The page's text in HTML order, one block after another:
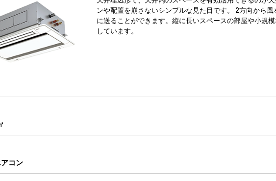
ンや配置を崩さないシンプルな見た目です。 2方向から
に送ることができます。縦に長いスペースの部屋や小規
しています。
コン